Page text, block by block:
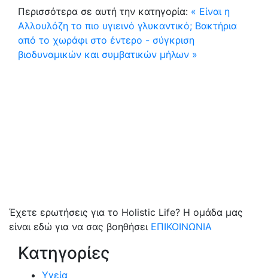
Περισσότερα σε αυτή την κατηγορία: « Είναι η
Αλλουλόζη το πιο υγιεινό γλυκαντικό; Βακτήρια
από το χωράφι στο έντερο - σύγκριση
βιοδυναμικών και συμβατικών μήλων »
Έχετε ερωτήσεις για το Holistic Life? Η ομάδα μας
είναι εδώ για να σας βοηθήσει ΕΠΙΚΟΙΝΩΝΙΑ
Κατηγορίες
Υγεία